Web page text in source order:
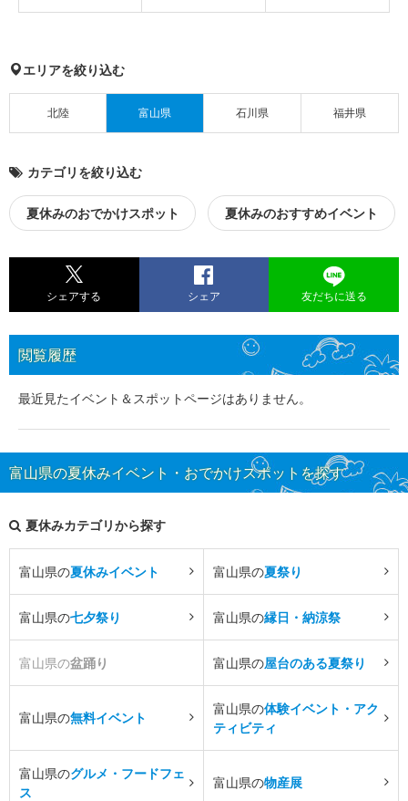
エリアを絞り込む
北陸 富山県 石川県 福井県
カテゴリを絞り込む
夏休みのおでかけスポット 夏休みのおすすめイベント
シェアする シェア 友だちに送る
閲覧履歴
最近見たイベント＆スポットページはありません。
富山県の夏休みイベント・おでかけスポットを探す
夏休みカテゴリから探す
富山県の夏休みイベント 富山県の夏祭り
富山県の七夕祭り 富山県の縁日・納涼祭
富山県の盆踊り 富山県の屋台のある夏祭り
富山県の無料イベント
富山県の体験イベント・アク
ティビティ
富山県のグルメ・フードフェ
ス
富山県の物産展